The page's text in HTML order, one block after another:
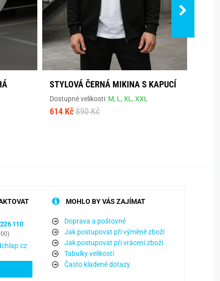
STYLOVÁ ČERNÁ MIKINA S KAPUCÍ
Dostupné velikosti: M, L,XL,XXL
614 Kč 890 Kč
110
MOHLO BY VÁS ZAJÍMAT
Doprava a poštovné
Jak postupovat při výměně zboží
Jak postupovat při vrácení zboží
Tabulky velikostí
Často kladené dotazy